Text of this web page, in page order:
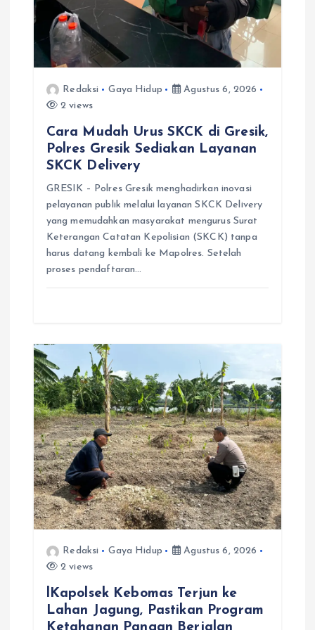
Redaksi Gaya Hidup
Agustus 6, 2026
2 views
Cara Mudah Urus SKCK di Gresik,
Polres Gresik Sediakan Layanan
SKCK Delivery
GRESIK – Polres Gresik menghadirkan inovasi
pelayanan publik melalui layanan SKCK Delivery
yang memudahkan masyarakat mengurus Surat
Keterangan Catatan Kepolisian (SKCK) tanpa
harus datang kembali ke Mapolres. Setelah
proses pendaftaran…
Redaksi Gaya Hidup
Agustus 6, 2026
2 views
lKapolsek Kebomas Terjun ke
Lahan Jagung, Pastikan Program